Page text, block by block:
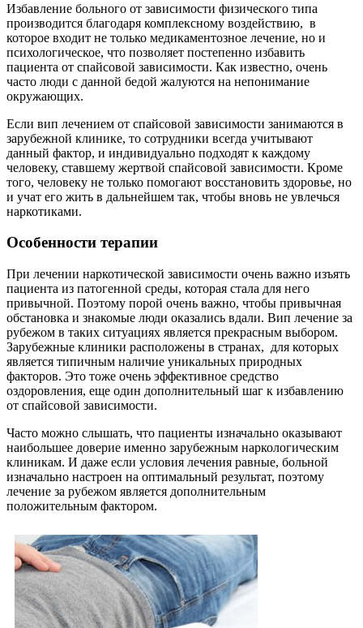
Избавление больного от зависимости физического типа
производится благодаря комплексному воздействию, в
которое входит не только медикаментозное лечение, но и
психологическое, что позволяет постепенно избавить
пациента от спайсовой зависимости. Как известно, очень
часто люди с данной бедой жалуются на непонимание
окружающих.
Если вип лечением от спайсовой зависимости занимаются в
зарубежной клинике, то сотрудники всегда учитывают
данный фактор, и индивидуально подходят к каждому
человеку, ставшему жертвой спайсовой зависимости. Кроме
того, человеку не только помогают восстановить здоровье, но
и учат его жить в дальнейшем так, чтобы вновь не увлечься
наркотиками.
Особенности терапии
При лечении наркотической зависимости очень важно изъять
пациента из патогенной среды, которая стала для него
привычной. Поэтому порой очень важно, чтобы привычная
обстановка и знакомые люди оказались вдали. Вип лечение за
рубежом в таких ситуациях является прекрасным выбором.
Зарубежные клиники расположены в странах, для которых
является типичным наличие уникальных природных
факторов. Это тоже очень эффективное средство
оздоровления, еще один дополнительный шаг к избавлению
от спайсовой зависимости.
Часто можно слышать, что пациенты изначально оказывают
наибольшее доверие именно зарубежным наркологическим
клиникам. И даже если условия лечения равные, больной
изначально настроен на оптимальный результат, поэтому
лечение за рубежом является дополнительным
положительным фактором.